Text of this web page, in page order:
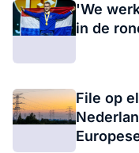
'We
in de
File op